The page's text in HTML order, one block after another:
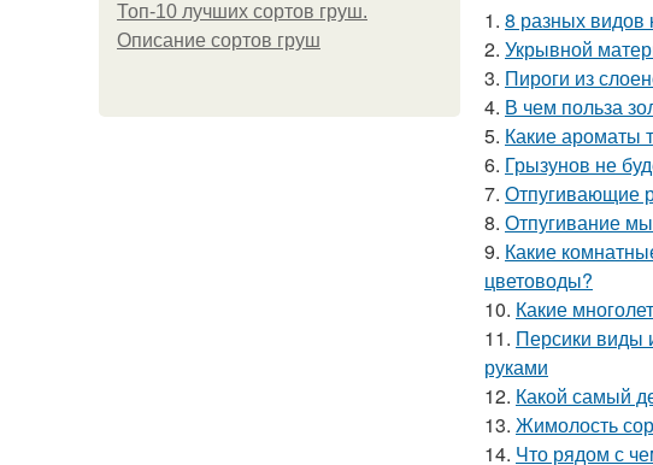
Топ-10 лучших сортов груш.
Описание сортов груш
1. 8 разных видов
2. Укрывной
3. Пироги из
4. В чем польза
5. Какие ароматы
6. Грызунов не
7. Отпугивающие
8. Отпугивание
9. Какие
цветоводы?
10. Какие
11. Персики виды
руками
12. Какой самый
13. Жимолость
14. Что рядом с